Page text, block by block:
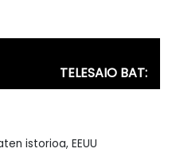
TELESAIO BAT:
istorioa, EEUU